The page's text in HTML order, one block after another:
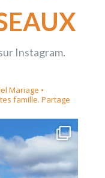
Instagram.
Mariage •
famille. Partage